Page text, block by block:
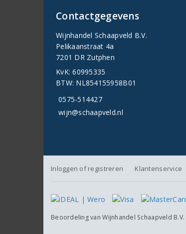
Contactgegevens
Wijnhandel Schaapveld B.V.
Pelikaanstraat 4a
7201 DR Zutphen
KvK: 60995335
BTW: NL854155958B01
0575-514427
wijn@schaapveld.nl
Inloggen of registreren Klantenservice
Beoordeling vanWijnhandel Schaapveld B.V.